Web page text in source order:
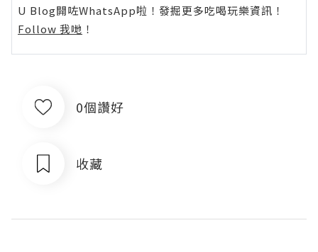
U Blog開咗WhatsApp啦！發掘更多吃喝玩樂資訊！
Follow 我哋 ！
0個讚好
收藏